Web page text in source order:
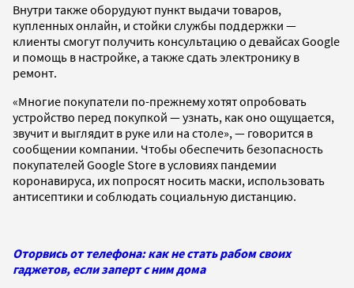
Внутри также оборудуют пункт выдачи товаров,
купленных онлайн, и стойки службы поддержки —
клиенты смогут получить консультацию о девайсах Google
и помощь в настройке, а также сдать электронику в
ремонт.
«Многие покупатели по-прежнему хотят опробовать
устройство перед покупкой — узнать, как оно ощущается,
звучит и выглядит в руке или на столе», — говорится в
сообщении компании. Чтобы обеспечить безопасность
покупателей Google Store в условиях пандемии
коронавируса, их попросят носить маски, использовать
антисептики и соблюдать социальную дистанцию.
Оторвись от телефона: как не стать рабом своих
гаджетов, если заперт с ним дома